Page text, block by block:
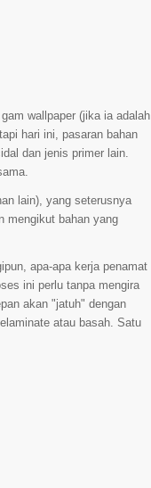
wallpaper (jika ia adalah
hari ini, pasaran bahan
dan jenis primer lain.
lain), yang seterusnya
mengikut bahan yang
apa-apa kerja penamat
ini perlu tanpa mengira
akan "jatuh" dengan
atau basah. Satu